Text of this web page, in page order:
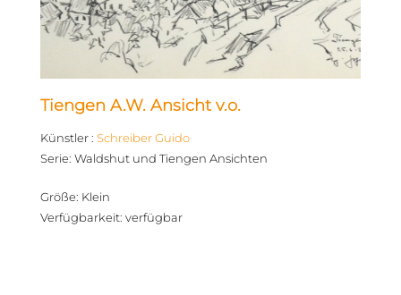
Tiengen A.W. Ansicht v.o.
Künstler: Schreiber Guido
Serie: Waldshut und Tiengen Ansichten
Größe: Klein
Verfügbarkeit: verfügbar